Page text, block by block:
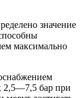
значение
максимально
2,5—7,5 бар при